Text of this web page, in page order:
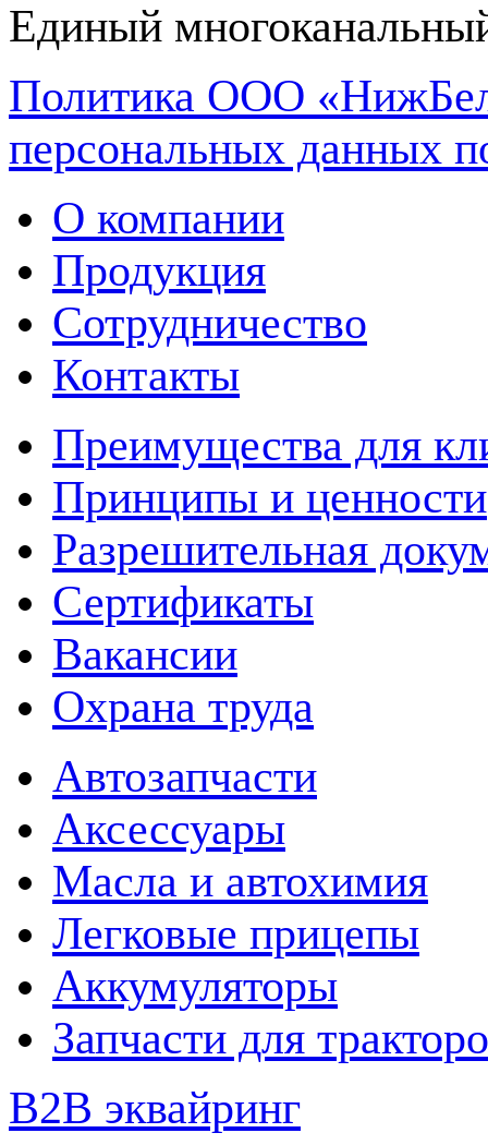
Единый
Политика ООО
персональных данных
О компании
Продукция
Сотрудничество
Контакты
Преимущества для
Принципы и ценности
Разрешительная
Сертификаты
Вакансии
Охрана труда
Автозапчасти
Аксессуары
Масла и автохимия
Легковые прицепы
Аккумуляторы
Запчасти для
B2B эквайринг